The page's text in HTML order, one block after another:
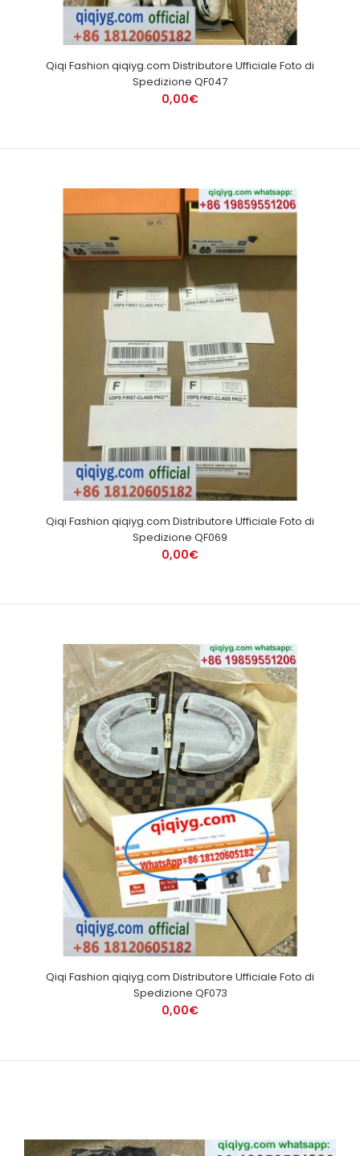
Qiqi Fashion qiqiyg.com Distributore Ufficiale Foto di
Spedizione QF047
0,00€
Qiqi Fashion qiqiyg.com Distributore Ufficiale Foto di
Spedizione QF069
0,00€
Qiqi Fashion qiqiyg.com Distributore Ufficiale Foto di
Spedizione QF073
0,00€